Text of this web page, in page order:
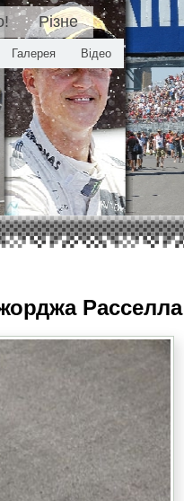
Галерея Відео
Різне
Расселла